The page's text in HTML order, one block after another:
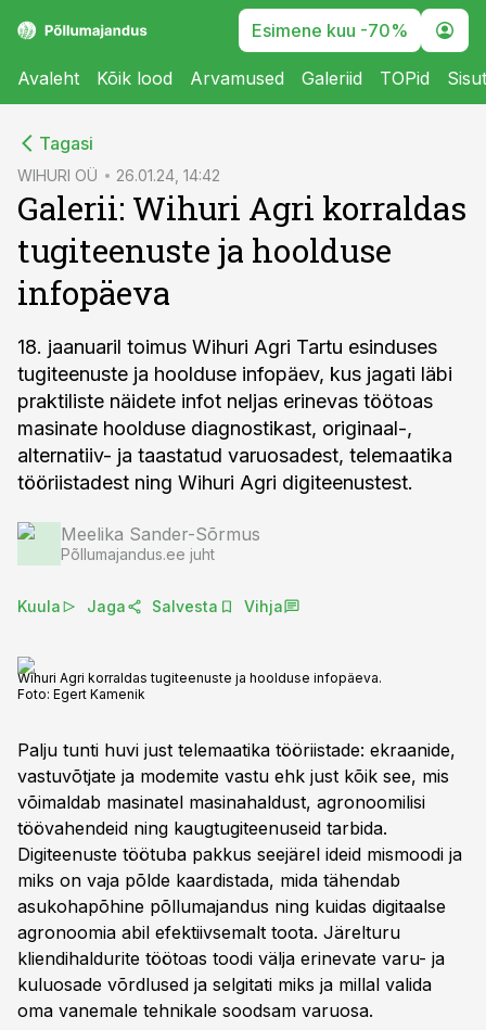
Esimene kuu -70%
Avaleht Kõik lood Arvamused Galeriid TOPid
Tagasi
WIHURI OÜ 26.01.24, 14:42
Galerii: Wihuri Agri korraldas
tugiteenuste ja hoolduse
infopäeva
18. jaanuaril toimus Wihuri Agri Tartu esinduses
tugiteenuste ja hoolduse infopäev, kus jagati läbi
praktiliste näidete infot neljas erinevas töötoas
masinate hoolduse diagnostikast, originaal-,
alternatiiv- ja taastatud varuosadest, telemaatika
tööriistadest ning Wihuri Agri digiteenustest.
Meelika Sander-Sõrmus
Põllumajandus.ee juht
Kuula Jaga Salvesta Vihja
Wihuri Agri korraldas tugiteenuste ja hoolduse infopäeva.
Foto: Egert Kamenik
Palju tunti huvi just telemaatika tööriistade: ekraanide,
vastuvõtjate ja modemite vastu ehk just kõik see, mis
võimaldab masinatel masinahaldust, agronoomilisi
töövahendeid ning kaugtugiteenuseid tarbida.
Digiteenuste töötuba pakkus seejärel ideid mismoodi ja
miks on vaja põlde kaardistada, mida tähendab
asukohapõhine põllumajandus ning kuidas digitaalse
agronoomia abil efektiivsemalt toota. Järelturu
kliendihaldurite töötoas toodi välja erinevate varu- ja
kuluosade võrdlused ja selgitati miks ja millal valida
oma vanemale tehnikale soodsam varuosa.